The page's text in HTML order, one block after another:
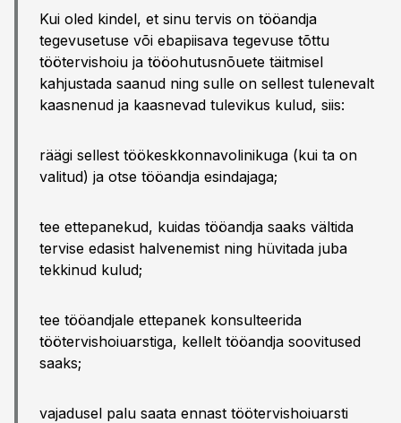
Kui oled kindel, et sinu tervis on tööandja
tegevusetuse või ebapiisava tegevuse tõttu
töötervishoiu ja tööohutusnõuete täitmisel
kahjustada saanud ning sulle on sellest tulenevalt
kaasnenud ja kaasnevad tulevikus kulud, siis:
räägi sellest töökeskkonnavolinikuga (kui ta on
valitud) ja otse tööandja esindajaga;
tee ettepanekud, kuidas tööandja saaks vältida
tervise edasist halvenemist ning hüvitada juba
tekkinud kulud;
tee tööandjale ettepanek konsulteerida
töötervishoiuarstiga, kellelt tööandja soovitused
saaks;
vajadusel palu saata ennast töötervishoiuarsti